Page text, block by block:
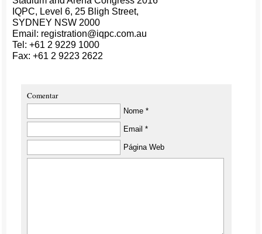
IQPC, Level 6, 25 Bligh Street,
SYDNEY NSW 2000
Email: registration@iqpc.com.au
Tel: +61 2 9229 1000
Fax: +61 2 9223 2622
Comentar
Nome *
Email *
Página Web